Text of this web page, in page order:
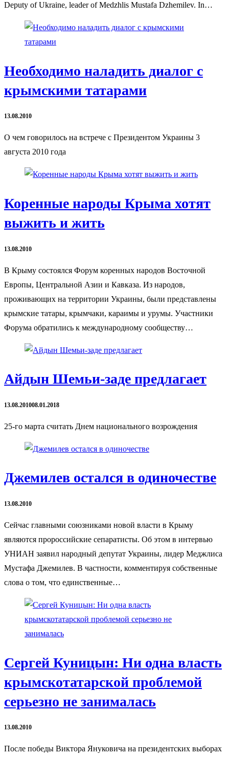
Deputy of Ukraine, leader of Medzhlis Mustafa Dzhemilev. In…
Необходимо наладить диалог с
крымскими татарами
13.08.2010
О чем говорилось на встрече с Президентом Украины 3
августа 2010 года
Коренные народы Крыма хотят
выжить и жить
13.08.2010
В Крыму состоялся Форум коренных народов Восточной
Европы, Центральной Азии и Кавказа. Из народов,
проживающих на территории Украины, были представлены
крымские татары, крымчаки, караимы и урумы. Участники
Форума обратились к международному сообществу…
Айдын Шемьи-заде предлагает
13.08.201008.01.2018
25-го марта считать Днем национального возрождения
Джемилев остался в одиночестве
13.08.2010
Сейчас главными союзниками новой власти в Крыму
являются пророссийские сепаратисты. Об этом в интервью
УНИАН заявил народный депутат Украины, лидер Меджлиса
Мустафа Джемилев. В частности, комментируя собственные
слова о том, что единственные…
Сергей Куницын: Ни одна власть
крымскотатарской проблемой
серьезно не занималась
13.08.2010
После победы Виктора Януковича на президентских выборах